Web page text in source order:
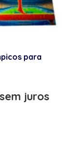
para
sem juros